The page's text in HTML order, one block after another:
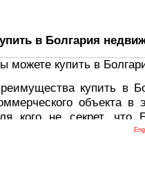
в Болгария
можете купить в
купить в
объекта
кого не секрет, что
древних и прекрасных